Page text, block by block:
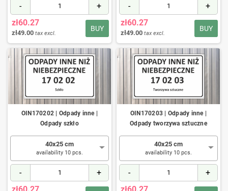
- +
BUY
zł60.27
zł49.00 tax excl.
- +
BUY
zł60.27
zł49.00 tax excl.
OIN170202 | Odpady inne |
Odpady szkło
40x25 cm
availability 10 pcs.
- +
OIN170203 | Odpady inne |
Odpady tworzywa sztuczne
40x25 cm
availability 10 pcs.
- +